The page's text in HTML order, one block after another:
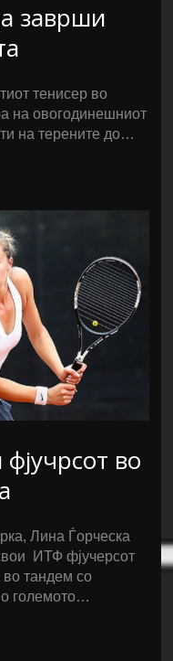
заврши
тенисер во
на овогодинешниот
на терените до…
во
Лина Ѓорческа
ИТФ фјучерсот
во тандем со
големото…